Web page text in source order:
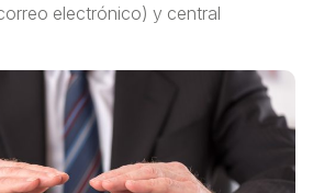
electrónico) y central